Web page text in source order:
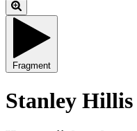
Fragment
Stanley Hillis